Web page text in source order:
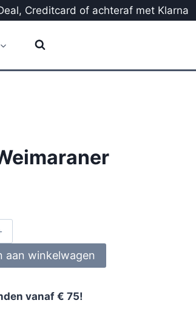
Creditcard of achteraf met Klarna
aan winkelwagen
vanaf € 75!